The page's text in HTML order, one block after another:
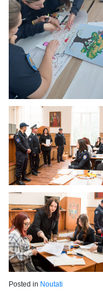
Posted in Noutati